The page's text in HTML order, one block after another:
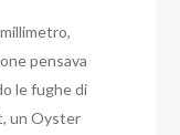
pensava
le fughe di
un Oyster